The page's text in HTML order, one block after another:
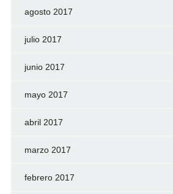
agosto 2017
julio 2017
junio 2017
mayo 2017
abril 2017
marzo 2017
febrero 2017